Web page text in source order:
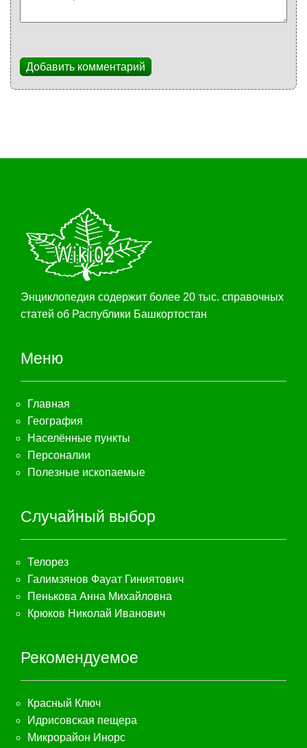
Добавить комментарий
Энциклопедия содержит более 20 тыс. справочных
статей об Распублики Башкортостан
Меню
Главная
География
Населённые пункты
Персоналии
Полезные ископаемые
Случайный выбор
Телорез
Галимзянов Фауат Гиниятович
Пенькова Анна Михайловна
Крюков Николай Иванович
Рекомендуемое
Красный Ключ
Идрисовская пещера
Микрорайон Инорс